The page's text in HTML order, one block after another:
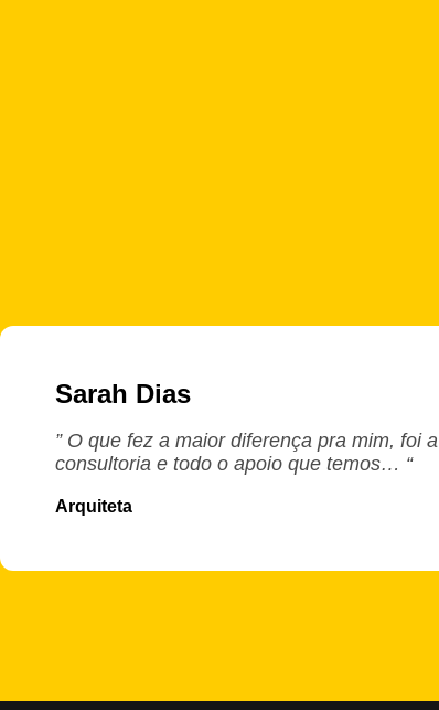
Sarah Dias
” O que fez a maior diferença pra mim, foi a
consultoria e todo o apoio que temos… “
Arquiteta